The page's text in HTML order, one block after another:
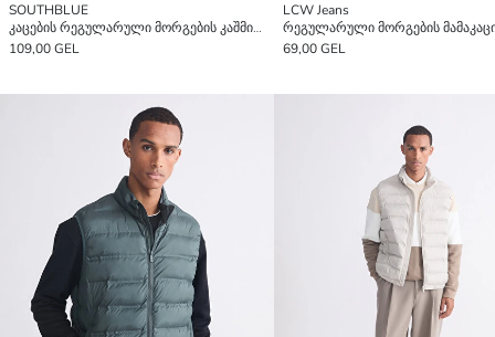
SOUTHBLUE
კაცების რეგულარული მორგების კაშმირის პერანგის ქურთუკი
109,00 GEL
LCW Jeans
69,00 GEL